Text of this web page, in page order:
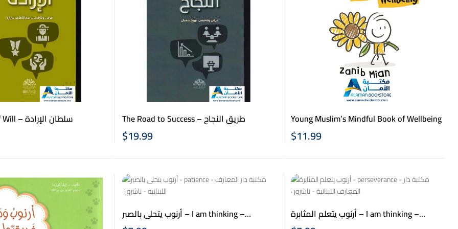
The Power of Will – سلطان الإرادة The Road to Success – طريق النجاح
$19.99
Young Muslim’s Mindful Book of Wellbeing
$11.99
أرنوب يتحلى بالصبر – I am thinking –
أرنوب يتعلم المثابرة – I am thinking –